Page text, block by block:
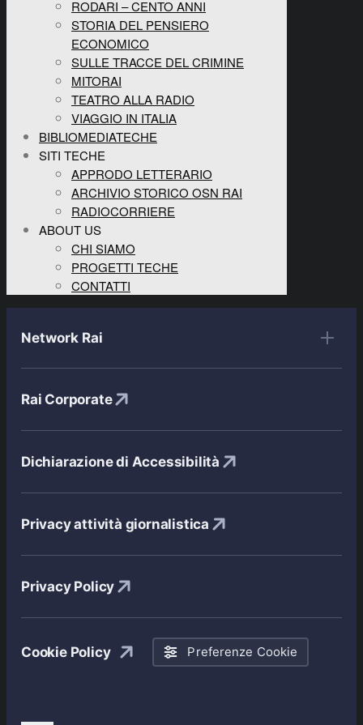
RODARI – CENTO ANNI
STORIA DEL PENSIERO
ECONOMICO
SULLE TRACCE DEL CRIMINE
MITORAI
TEATRO ALLA RADIO
VIAGGIO IN ITALIA
BIBLIOMEDIATECHE
SITI TECHE
APPRODO LETTERARIO
ARCHIVIO STORICO OSN RAI
RADIOCORRIERE
ABOUT US
CHI SIAMO
PROGETTI TECHE
CONTATTI